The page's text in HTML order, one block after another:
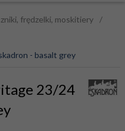
frędzelki, moskitiery
- basalt grey
23/24